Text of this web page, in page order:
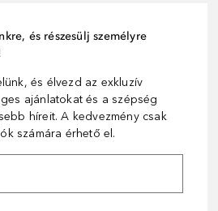
és részesülj személyre
és élvezd az exkluzív
ajánlatokat és a szépség
híreit. A kedvezmény csak
számára érhető el.